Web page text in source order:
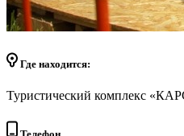
Где находится:
Туристический комплекс